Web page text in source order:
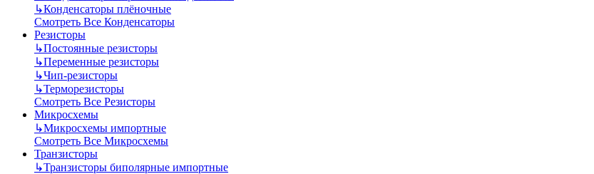
↳Конденсаторы плёночные
Смотреть Все Конденсаторы
Резисторы
↳Постоянные резисторы
↳Переменные резисторы
↳Чип-резисторы
↳Терморезисторы
Смотреть Все Резисторы
Микросхемы
↳Микросхемы импортные
Смотреть Все Микросхемы
Транзисторы
↳Транзисторы биполярные импортные